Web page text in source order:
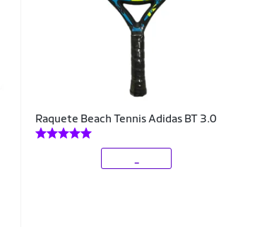
Raquete Beach Tennis Adidas BT 3.0